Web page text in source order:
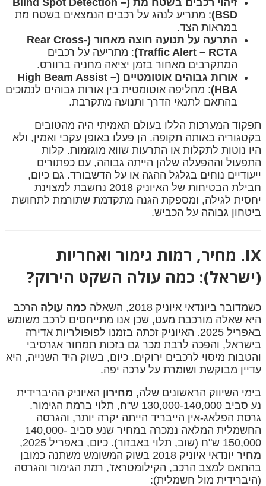
BSD) : מתריע לנהג על רכבים הנמצאים בשטח מת
במראות הצד.
התרעה על תנועה חוצה מאחור (Rear Cross-
Traffic Alert – RCTA) : מתריעה על רכבים
המתקרבים מאחור בזמן יציאה מחניה ברוורס.
אורות גבוהים אוטומטיים (High Beam Assist –
HBA) : מחליפה אוטומטית בין אורות גבוהים לנמוכים
בהתאם לתנאי הדרך ותנועה מתקרבת.
תפקוד המערכות הללו בעולם האמיתי היה מהטובים
בקטגוריה באותה תקופה. הן פעלו באופן עקבי ואמין, ולא
היו נוטות לתקלות או התרעות שווא מוגזמות. קלות
התפעול וההפעלה שלהן הייתה גבוהה, עם כפתורים
ייעודיים נוחים בגלגל ההגה או על הדשבורד. גם כיום,
חבילת הבטיחות של האיוניק 2018 נחשבת למצוינת
יחסית לגילה, ומספקת הגנה מתקדמת שתורמת לתחושת
ביטחון גבוהה על הכביש.
IX. מחיר, רמות גימור ואחריות
(ישראל): כמה עולה השקט הירוק?
כשמדובר ביונדאי איוניק 2018, השאלה כמה עולה הרכב
היא שאלה מורכבת מעט, שכן אנו מתייחסים לרכב משומש
באפריל 2025. האיוניק זכתה בזמנו לפופולריות אדירה
בישראל, והפכה לרבת מכר גם בזכות תמחור אגרסיבי
והטבות מיסוי לרכבים ירוקים. כיום, בשוק היד השנייה, היא
עדיין מבוקשת ושומרת על ערכה יפה.
בימי השיווק הראשונים שלה, מחירון האיוניק ההיברידית
נע סביב 130,000-140,000 ש"ח, תלוי ברמת הגימור.
גרסת הפלאג-אין הייבריד הייתה יקרה יותר, והגרסה
החשמלית המלאה נמכרה במחיר שנע סביב 140,000-
150,000 ש"ח (שוב, תלוי באבזור). כיום, באפריל 2025,
מחיר
יונדאי איוניק 2018 בשוק המשומש משתנה כמובן
בהתאם למצב הרכב, הקילומטראז', רמת הגימור והגרסה
(היברידית מול חשמלית):